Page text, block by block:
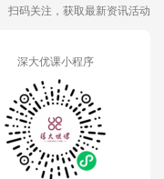
扫码关注，获取最新资讯活动
深大优课小程序